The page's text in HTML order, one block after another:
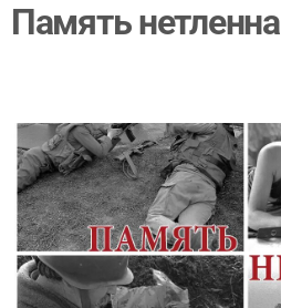
Память нетленна